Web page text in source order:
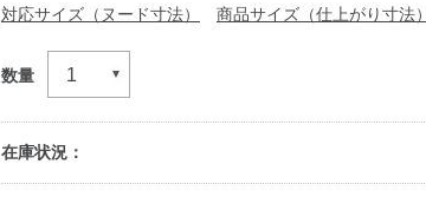
対応サイズ（ヌード寸法） 商品サイズ（仕上がり寸法）
数量
在庫状況：